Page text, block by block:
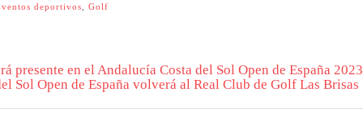
deportivos Golf
presente en el Andalucía Costa del Sol Open de España 2023
Sol Open de España volverá al Real Club de Golf Las Brisas